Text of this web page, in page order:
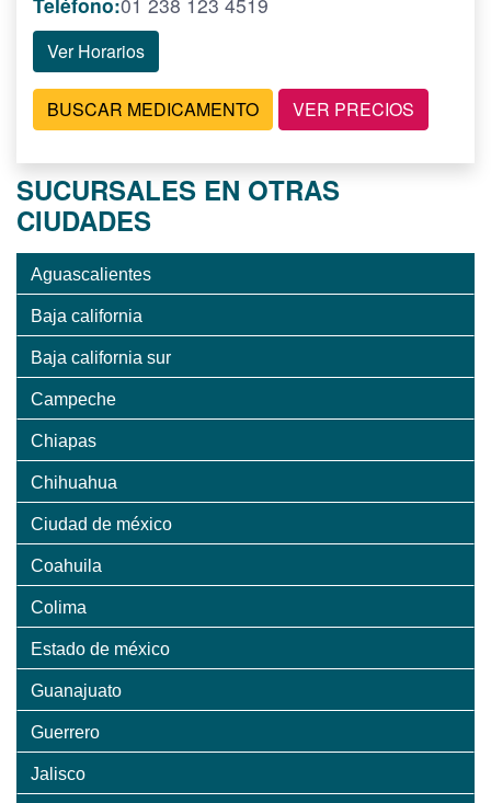
Ver Horarios
BUSCAR MEDICAMENTO VER PRECIOS
SUCURSALES EN OTRAS
CIUDADES
Aguascalientes
Baja california
Baja california sur
Campeche
Chiapas
Chihuahua
Ciudad de méxico
Coahuila
Colima
Estado de méxico
Guanajuato
Guerrero
Jalisco